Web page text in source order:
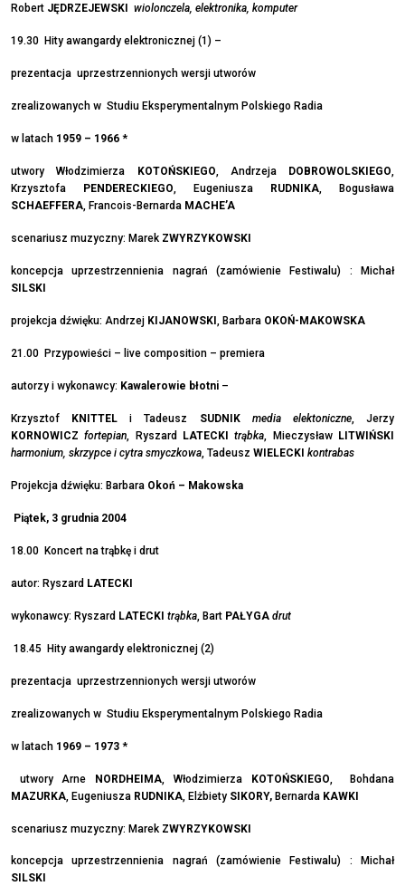
Robert JĘDRZEJEWSKI wiolonczela, elektronika, komputer
19.30 Hity awangardy elektronicznej (1) –
prezentacja uprzestrzennionych wersji utworów
zrealizowanych w Studiu Eksperymentalnym Polskiego Radia
w latach 1959 – 1966 *
utwory Włodzimierza KOTOŃSKIEGO , Andrzeja DOBROWOLSKIEGO
Krzysztofa PENDERECKIEGO , Eugeniusza RUDNIKA , Bogusława
SCHAEFFERA , Francois-Bernarda MACHE’A
scenariusz muzyczny: Marek ZWYRZYKOWSKI
koncepcja uprzestrzennienia nagrań (zamówienie Festiwalu) : Michał
SILSKI
projekcja dźwięku: Andrzej KIJANOWSKI , Barbara OKOŃ-MAKOWSKA
21.00 Przypowieści – live composition – premiera
autorzy i wykonawcy: Kawalerowie błotni –
Krzysztof KNITTEL i Tadeusz SUDNIK media elektoniczne, Jerzy
KORNOWICZ fortepian , Ryszard LATECKI trąbka , Mieczysław LITWIŃSKI
harmonium, skrzypce i cytra smyczkowa , Tadeusz WIELECKI kontrabas
Projekcja dźwięku: Barbara Okoń – Makowska
Piątek, 3 grudnia 2004
18.00 Koncert na trąbkę i drut
autor: Ryszard LATECKI
wykonawcy: Ryszard LATECKI trąbka , Bart PAŁYGA drut
18.45 Hity awangardy elektronicznej (2)
prezentacja uprzestrzennionych wersji utworów
zrealizowanych w Studiu Eksperymentalnym Polskiego Radia
w latach 1969 – 1973 *
utwory Arne NORDHEIMA , Włodzimierza KOTOŃSKIEGO , Bohdana
MAZURKA , Eugeniusza RUDNIKA , Elżbiety SIKORY, Bernarda KAWKI
scenariusz muzyczny: Marek ZWYRZYKOWSKI
koncepcja uprzestrzennienia nagrań (zamówienie Festiwalu) : Michał
SILSKI